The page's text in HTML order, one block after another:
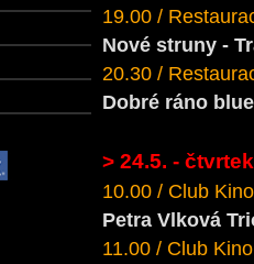
19.00 /
Nové struny -
20.30 /
Dobré ráno
> 24.5. - čtvrtek
10.00 / Club
Petra Vlková
11.00 / Club